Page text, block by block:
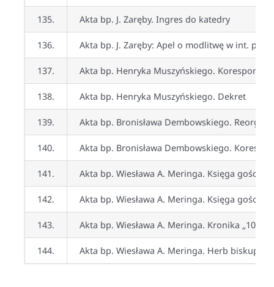
135. Akta bp. J. Zaręby. Ingres do katedry
136. Akta bp. J. Zaręby: Apel o modlitwę w int.
137. Akta bp. Henryka Muszyńskiego.
138. Akta bp. Henryka Muszyńskiego. Dekret
139. Akta bp. Bronisława Dembowskiego.
140. Akta bp. Bronisława Dembowskiego.
141. Akta bp. Wiesława A. Meringa. Księga gości
142. Akta bp. Wiesława A. Meringa. Księga gości
143. Akta bp. Wiesława A. Meringa. Kronika „10 lat
144. Akta bp. Wiesława A. Meringa. Herb biskupi